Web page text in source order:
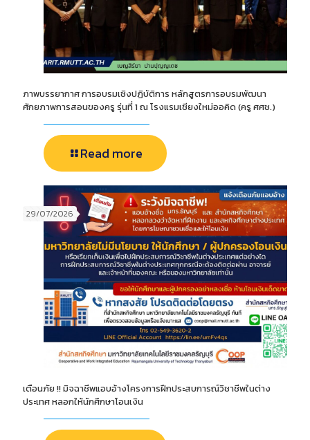
ภาพบรรยากาศ การอบรมเชิงปฏิบัติการ หลักสูตรการอบรมพัฒนา
ศักยภาพการสอนของครู รุ่นที่ 1 ณ โรงแรมเชียงใหม่ออคิด (ครู ศศช.)
Read more
29/07/2026
เตือนภัย !! มิจฉาชีพแอบอ้างโครงการฝึกประสบการณ์วิชาชีพในต่าง
ประเทศ หลอกให้นักศึกษาโอนเงิน